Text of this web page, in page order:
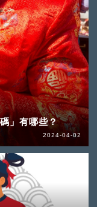
」有哪些？
2024-04-02